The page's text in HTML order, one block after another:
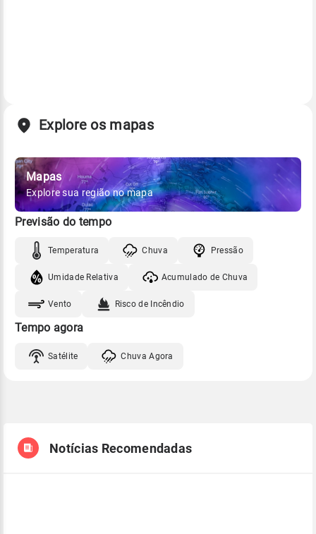
Explore os mapas
Mapas
Explore sua região no mapa
Previsão do tempo
Temperatura Chuva Pressão
Umidade Relativa Acumulado de Chuva
Vento Risco de Incêndio
Tempo agora
Satélite Chuva Agora
Notícias Recomendadas